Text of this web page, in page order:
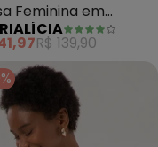
Feminina em
(Bege)
R$ 139,90